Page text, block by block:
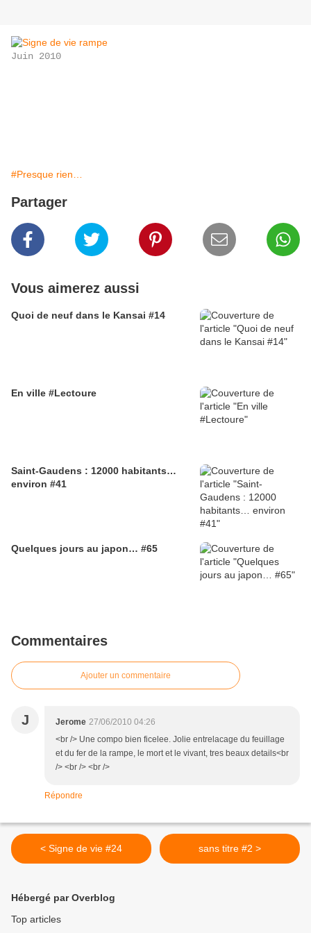
Juin 2010
#Presque rien…
Partager
Vous aimerez aussi
Quoi de neuf dans le Kansai #14
En ville #Lectoure
Saint-Gaudens : 12000 habitants…
environ #41
Quelques jours au japon… #65
Commentaires
Ajouter un commentaire
J Jerome 27/06/2010 04:26
<br /> Une compo bien ficelee. Jolie entrelacage du feuillage
et du fer de la rampe, le mort et le vivant, tres beaux details<br
/> <br /> <br />
Répondre
< Signe de vie #24 sans titre #2 >
Hébergé par Overblog
Top articles